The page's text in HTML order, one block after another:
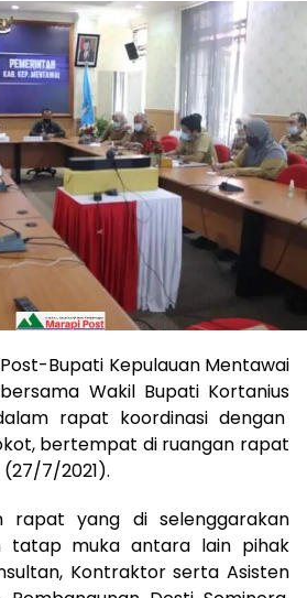
Post-Bupati Kepulauan Mentawai
Wakil Bupati Kortanius
rapat koordinasi dengan
bertempat di ruangan rapat
7/2021).
rapat yang di selenggarakan
tatap muka antara lain pihak
Kontraktor serta Asisten